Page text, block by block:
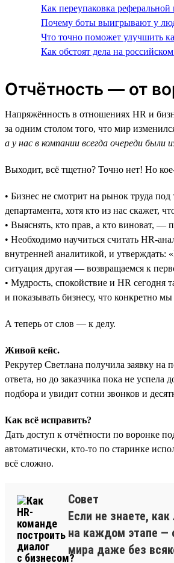
Как переупаковка
Почему боты выигрывают у
Что точно поможет улучшить
Как обстоят дела на
Отчётность — от
Напряжённость в отношениях HR и
за одним столом того, что мир
а у нас в компании всегда очереди
Выходит, всё тщетно? Точно нет! Но
• Бизнес не смотрит на рынок труда
департамента, хотя кто из нас скажет,
• Выяснять, кто прав, а кто виноват, —
• Необходимо научиться считать HR-
внутренней аналитикой, и утверждать:
ситуация другая — возвращаемся к
• Мудрость, спокойствие и HR сегодня
и показывать бизнесу, что конкретно
А теперь от слов — к делу.
Живой кейс.
Рекрутер Светлана получила заявку на
ответа, но до заказчика пока не успела
подбора и увидит сотни звонков и
Как всё исправить?
Дать доступ к отчётности по воронке
автоматически, кто-то по старинке
всё сложно.
Совет
Если не знаете,
на каждом этапе —
мира даже без